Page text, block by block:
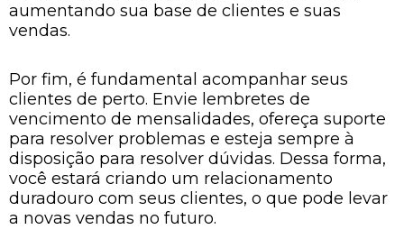
aumentando sua base de clientes e suas
vendas.
Por fim, é fundamental acompanhar seus
clientes de perto. Envie lembretes de
vencimento de mensalidades, ofereça suporte
para resolver problemas e esteja sempre à
disposição para resolver dúvidas. Dessa forma,
você estará criando um relacionamento
duradouro com seus clientes, o que pode levar
a novas vendas no futuro.